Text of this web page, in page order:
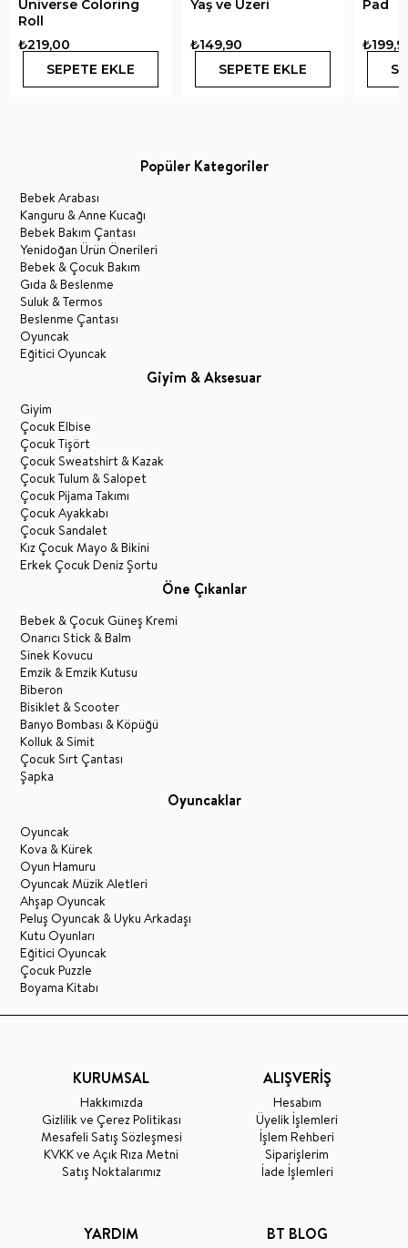
Universe Coloring
Roll
₺219,00
SEPETE EKLE
Yaş ve Üzeri
₺149,90
SEPETE EKLE
Pad
Popüler Kategoriler
Bebek Arabası
Kanguru & Anne Kucağı
Bebek Bakım Çantası
Yenidoğan Ürün Önerileri
Bebek & Çocuk Bakım
Gıda & Beslenme
Suluk & Termos
Beslenme Çantası
Oyuncak
Eğitici Oyuncak
Giyim & Aksesuar
Giyim
Çocuk Elbise
Çocuk Tişört
Çocuk Sweatshirt & Kazak
Çocuk Tulum & Salopet
Çocuk Pijama Takımı
Çocuk Ayakkabı
Çocuk Sandalet
Kız Çocuk Mayo & Bikini
Erkek Çocuk Deniz Şortu
Öne Çıkanlar
Bebek & Çocuk Güneş Kremi
Onarıcı Stick & Balm
Sinek Kovucu
Emzik & Emzik Kutusu
Biberon
Bisiklet & Scooter
Banyo Bombası & Köpüğü
Kolluk & Simit
Çocuk Sırt Çantası
Şapka
Oyuncaklar
Oyuncak
Kova & Kürek
Oyun Hamuru
Oyuncak Müzik Aletleri
Ahşap Oyuncak
Peluş Oyuncak & Uyku Arkadaşı
Kutu Oyunları
Eğitici Oyuncak
Çocuk Puzzle
Boyama Kitabı
KURUMSAL
Hakkımızda
Gizlilik ve Çerez Politikası
Mesafeli Satış Sözleşmesi
KVKK ve Açık Rıza Metni
Satış Noktalarımız
ALIŞVERİŞ
Hesabım
Üyelik İşlemleri
İşlem Rehberi
Siparişlerim
İade İşlemleri
YARDIM BT BLOG